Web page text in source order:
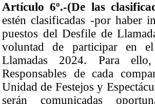
Artículo 6º.-(De las
estén clasificadas -por haber
puestos del Desfile de
voluntad de participar en
Llamadas 2024. Para
Responsables de cada
Unidad de Festejos y
serán comunicadas